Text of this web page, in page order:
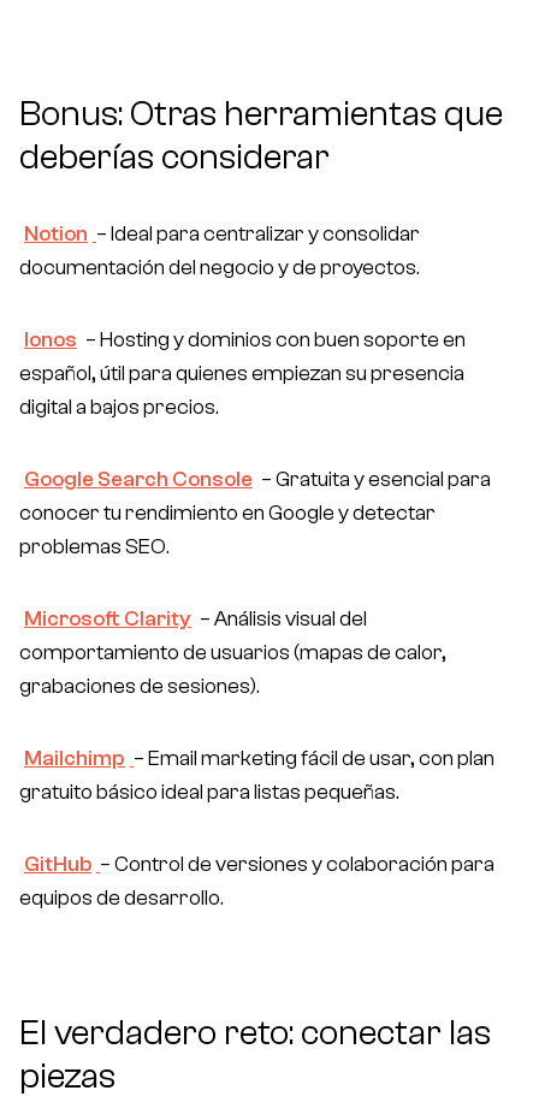
Bonus: Otras herramientas que
deberías considerar
Notion – Ideal para centralizar y consolidar
documentación del negocio y de proyectos.
Ionos – Hosting y dominios con buen soporte en
español, útil para quienes empiezan su presencia
digital a bajos precios.
Google Search Console – Gratuita y esencial para
conocer tu rendimiento en Google y detectar
problemas SEO.
Microsoft Clarity – Análisis visual del
comportamiento de usuarios (mapas de calor,
grabaciones de sesiones).
Mailchimp – Email marketing fácil de usar, con plan
gratuito básico ideal para listas pequeñas.
GitHub – Control de versiones y colaboración para
equipos de desarrollo.
El verdadero reto: conectar las
piezas